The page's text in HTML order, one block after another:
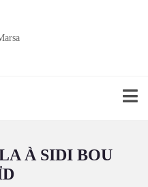
À SIDI BOU